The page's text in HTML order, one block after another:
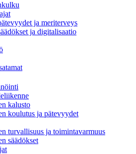
ja meriterveys
ja digitalisaatio
kalusto
koulutus ja pätevyydet
turvallisuus ja toimintavarmuus
säädökset